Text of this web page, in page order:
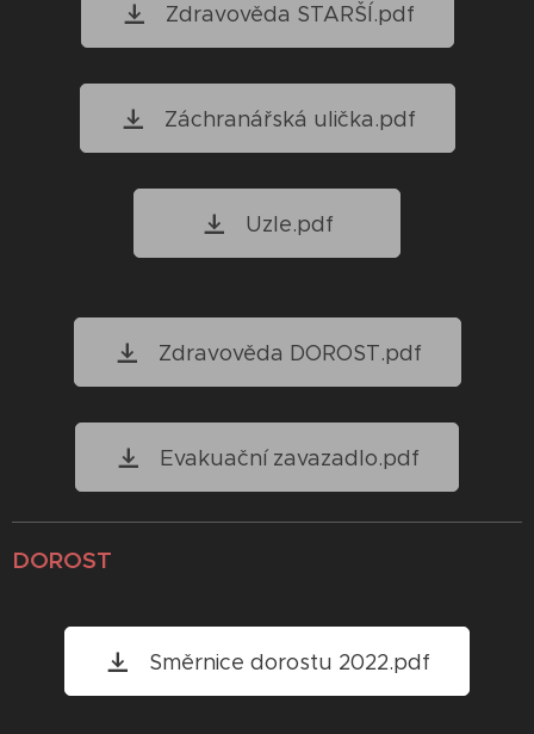
Zdravověda STARŠÍ.pdf
Záchranářská ulička.pdf
Uzle.pdf
Zdravověda DOROST.pdf
Evakuační zavazadlo.pdf
DOROST
Směrnice dorostu 2022.pdf